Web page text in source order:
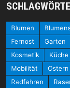
Blumen
Fernost
Garten
Kosmetik
Küche
Mobilität
Ostern
Radfahren